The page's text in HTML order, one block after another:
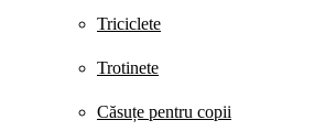
Triciclete
Trotinete
Căsuțe pentru copii